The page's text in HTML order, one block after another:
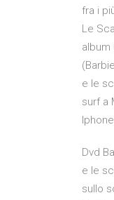
fra i
Le
album
e le
surf a
Dvd
e le
sullo